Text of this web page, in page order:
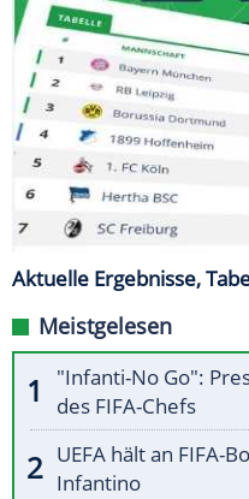
Aktuelle Ergebnisse,
Meistgelesen
"Infanti-No Go":
des FIFA-Chefs
UEFA hält an FIFA-
Infantino